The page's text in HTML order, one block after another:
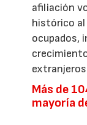
afiliación
histórico al
ocupados,
Más de
mayoría